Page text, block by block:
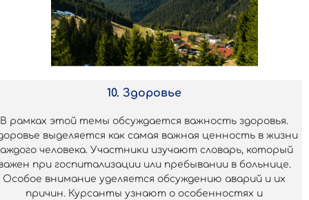
10. Здоровье
В рамках этой темы обсуждается важность здоровья.
выделяется как самая важная ценность в жизни
человека. Участники изучают словарь, который
при госпитализации или пребывании в больнице.
Особое внимание уделяется обсуждению аварий и их
причин. Курсанты узнают о особенностях и